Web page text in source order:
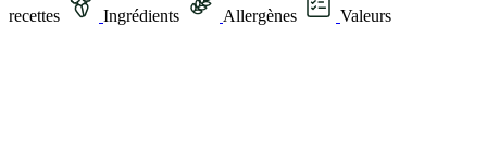
recettes Ingrédients Allergènes Valeurs